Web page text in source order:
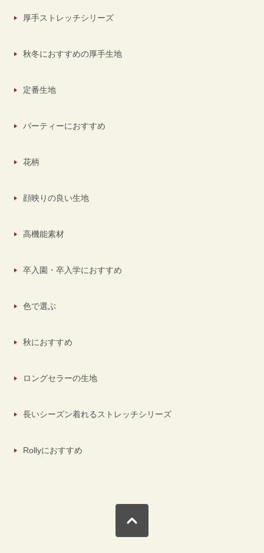
厚手ストレッチシリーズ
秋冬におすすめの厚手生地
定番生地
パーティーにおすすめ
花柄
顔映りの良い生地
高機能素材
卒入園・卒入学におすすめ
色で選ぶ
秋におすすめ
ロングセラーの生地
長いシーズン着れるストレッチシリーズ
Rollyにおすすめ